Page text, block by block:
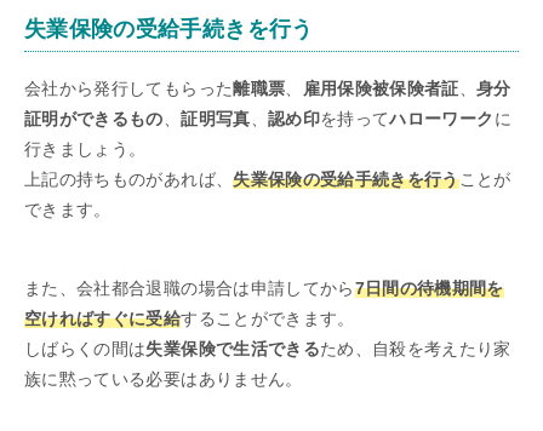
失業保険の受給手続きを行う
会社から発行してもらった離職票 雇用保険被保険者証 、身分
証明ができるもの 、証明写真 認め印を持ってハローワーク に
行きましょう。
上記の持ちものがあれば、失業保険の受給手続きを行うことが
できます。
また、会社都合退職の場合は申請してから7日間の待機期間を
空ければすぐに受給することができます。
しばらくの間は失業保険で生活できるため、自殺を考えたり家
族に黙っている必要はありません。